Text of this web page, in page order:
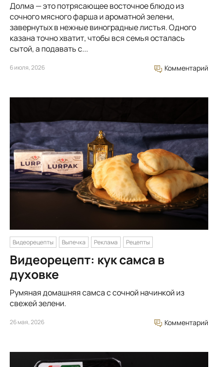
Долма — это потрясающее восточное блюдо из
сочного мясного фарша и ароматной зелени,
завернутых в нежные виноградные листья. Одного
казана точно хватит, чтобы вся семья осталась
сытой, а подавать с...
6 июля, 2026 Комментарий
Видеорецепты Выпечка Реклама Рецепты
Видеорецепт: кук самса в
духовке
Румяная домашняя самса с сочной начинкой из
свежей зелени.
26 мая, 2026 Комментарий